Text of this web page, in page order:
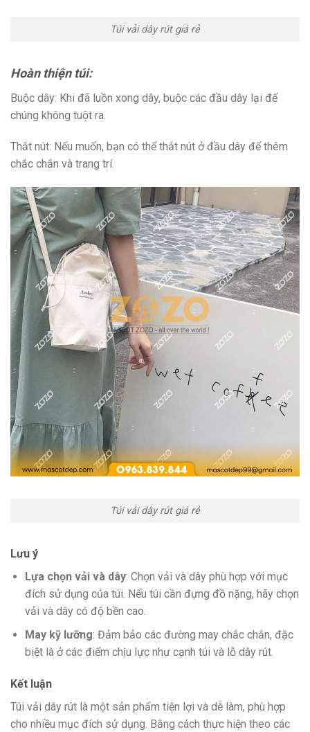
Túi vải dây rút giá rẻ
Hoàn thiện túi:
Buộc dây: Khi đã luồn xong dây, buộc các đầu dây lại để
chúng không tuột ra.
Thắt nút: Nếu muốn, bạn có thể thắt nút ở đầu dây để thêm
chắc chắn và trang trí.
Túi vải dây rút giá rẻ
Lưu ý
Lựa chọn vải và dây: Chọn vải và dây phù hợp với mục
đích sử dụng của túi. Nếu túi cần đựng đồ nặng, hãy chọn
vải và dây có độ bền cao.
May kỹ lưỡng: Đảm bảo các đường may chắc chắn, đặc
biệt là ở các điểm chịu lực như cạnh túi và lỗ dây rút.
Kết luận
Túi vải dây rút là một sản phẩm tiện lợi và dễ làm, phù hợp
cho nhiều mục đích sử dụng. Bằng cách thực hiện theo các